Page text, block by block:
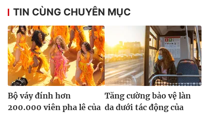
TIN CÙNG CHUYÊN MỤC
Bộ váy đính hơn
200.000 viên pha lê của
Tăng cường bảo vệ làn
da dưới tác động của